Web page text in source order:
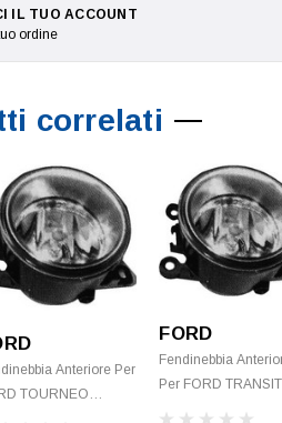
IL TUO ACCOUNT
ordine
correlati
Anteriore Per
TOURNEO
FORD
Fendinebbia
Per FORD TRANSIT